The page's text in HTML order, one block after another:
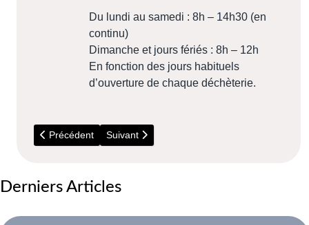
Du lundi au samedi : 8h – 14h30 (en
continu)
Dimanche et jours fériés : 8h – 12h
En fonction des jours habituels
d’ouverture de chaque déchèterie.
Article précédent : Coup de pouce Energie
Précédent Article suivant : Espace Renov
Suivant
Derniers Articles